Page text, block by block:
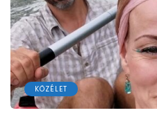
KÖZÉLET